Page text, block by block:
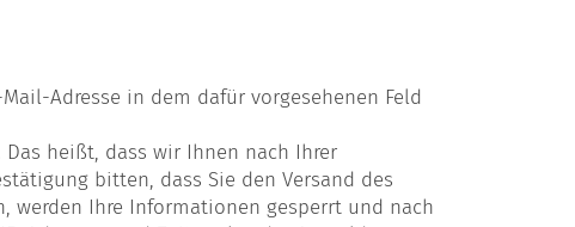
Adresse in dem dafür vorgesehenen Feld
heißt, dass wir Ihnen nach Ihrer
bitten, dass Sie den Versand des
werden Ihre Informationen gesperrt und nach